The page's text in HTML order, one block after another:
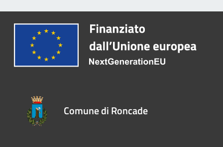
Comune di Roncade